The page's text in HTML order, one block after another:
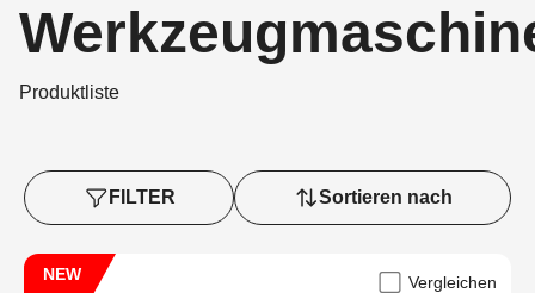
Produktliste
FILTER Sortieren nach
NEW Vergleichen